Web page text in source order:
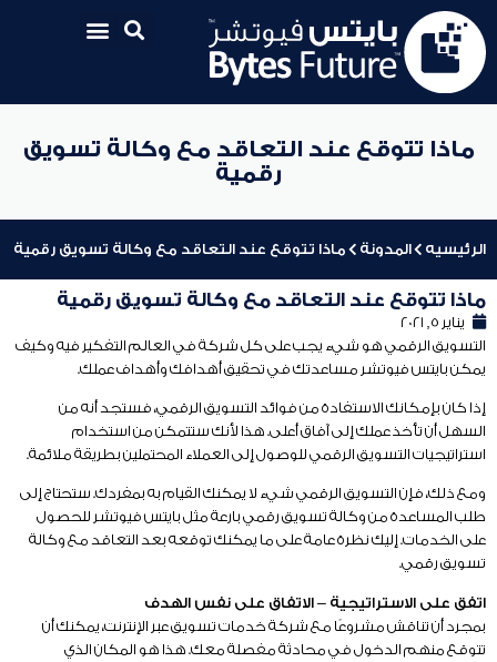
ماذا تتوقع عند التعاقد مع وكالة تسويق
رقمية
الرئيسيه المدونة ماذا تتوقع عند التعاقد مع وكالة تسويق رقمية
ماذا تتوقع عند التعاقد مع وكالة تسويق رقمية
يناير 5, 2021
التسويق الرقمي هو شيء يجب على كل شركة في العالم التفكير فيه وكيف
يمكن بايتس فيوتشر مساعدتك في تحقيق أهدافك وأهداف عملك.
إذا كان بإمكانك الاستفادة من فوائد التسويق الرقمي، فستجد أنه من
السهل أن تأخذ عملك إلى آفاق أعلى. هذا لأنك ستتمكن من استخدام
استراتيجيات التسويق الرقمي للوصول إلى العملاء المحتملين بطريقة ملائمة.
ومع ذلك، فإن التسويق الرقمي شيء لا يمكنك القيام به بمفردك. ستحتاج إلى
طلب المساعدة من وكالة تسويق رقمي بارعة مثل بايتس فيوتشر للحصول
على الخدمات. إليك نظرة عامة على ما يمكنك توقعه بعد التعاقد مع وكالة
تسويق رقمي.
اتفق على الاستراتيجية – الاتفاق على نفس الهدف
بمجرد أن تناقش مشروعًا مع شركة خدمات تسويق عبر الإنترنت، يمكنك أن
تتوقع منهم الدخول في محادثة مفصلة معك. هذا هو المكان الذي